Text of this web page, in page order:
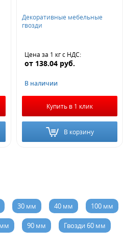
Декоративные мебельные
гвозди
Цена за 1 кгс НДС:
от 138.04 руб.
В наличии
Купить в 1 клик
В корзину
30 мм 40 мм 100 мм
90 мм Гвозди 60 мм